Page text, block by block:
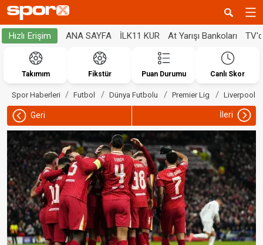
Hızlı Erişim ANA SAYFA İLK11 KUR At Yarışı Bankoları
Takımım Fikstür Puan Durumu Canlı Skor
Spor Haberleri Futbol Dünya Futbolu Premier Lig Liverpool
Geri İleri